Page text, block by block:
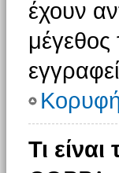
έχουν
Τι